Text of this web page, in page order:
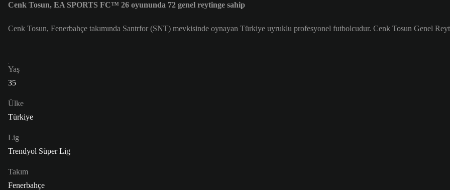
Cenk Tosun, EA SPORTS FC™ 26 oyununda 72 genel reytinge sahip
Cenk Tosun, Fenerbahçe takımında Santrfor (SNT) mevkisinde oynayan Türkiye uyruklu profesyonel futbolcudur. Cenk Tosun Genel
Yaş
35
Ülke
Türkiye
Lig
Trendyol Süper Lig
Takım
Fenerbahçe